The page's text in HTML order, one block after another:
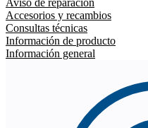
Aviso de reparación
Accesorios y recambios
Consultas técnicas
Información de producto
Información general